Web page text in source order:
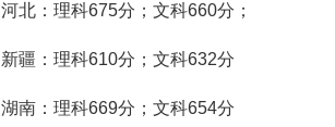
河北：理科675分；文科660分；
新疆：理科610分；文科632分
湖南：理科669分；文科654分